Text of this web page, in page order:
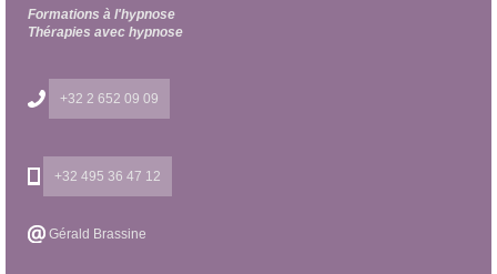
Formations à l'hypnose
Thérapies avec hypnose
+32 2 652 09 09
+32 495 36 47 12
Gérald Brassine